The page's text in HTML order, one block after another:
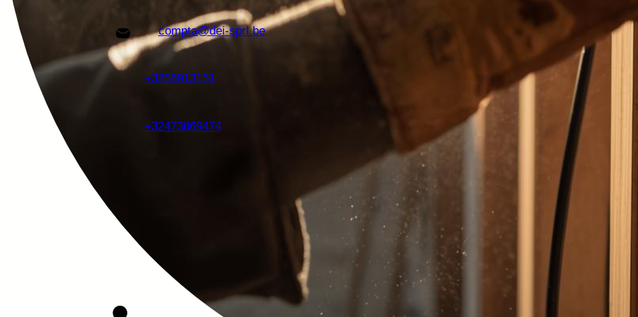
compta@dei-sprl.be
+3256913151
+32473869474